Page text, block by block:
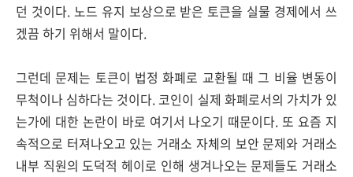
던 것이다. 노드 유지 보상으로 받은 토큰을 실물 경제에서 쓰
겠끔 하기 위해서 말이다.
그런데 문제는 토큰이 법정 화폐로 교환될 때 그 비율 변동이
무척이나 심하다는 것이다. 코인이 실제 화폐로서의 가치가 있
는가에 대한 논란이 바로 여기서 나오기 때문이다. 또 요즘 지
속적으로 터져나오고 있는 거래소 자체의 보안 문제와 거래소
내부 직원의 도덕적 헤이로 인해 생겨나오는 문제들도 거래소